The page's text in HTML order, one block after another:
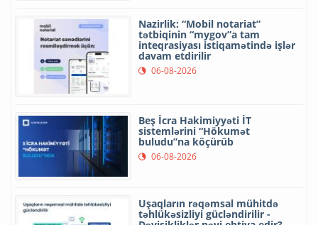
Nazirlik: “Mobil notariat”
tətbiqinin “mygov”a tam
inteqrasiyası istiqamətində işlər
davam etdirilir
06-08-2026
Beş İcra Hakimiyyəti İT
sistemlərini “Hökumət
buludu”na köçürüb
06-08-2026
Uşaqların rəqəmsal mühitdə
təhlükəsizliyi gücləndirilir -